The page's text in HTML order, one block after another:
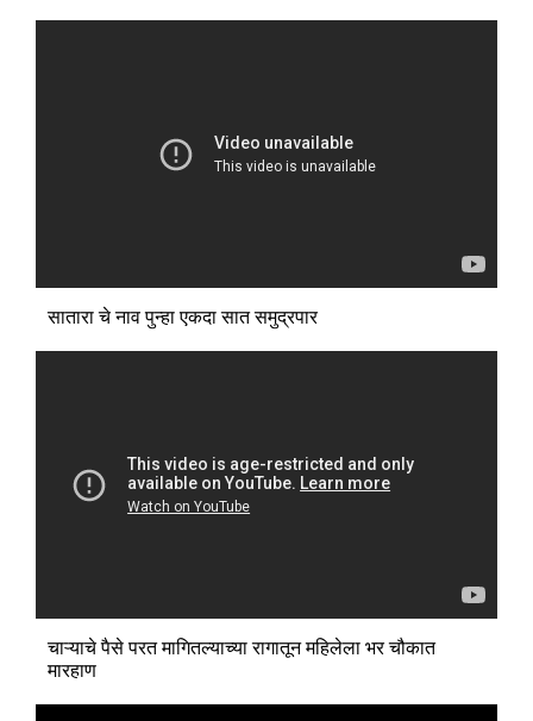
सातारा चे नाव पुन्हा एकदा सात समुद्रपार
चाऱ्याचे पैसे परत मागितल्याच्या रागातून महिलेला भर चौकात
मारहाण